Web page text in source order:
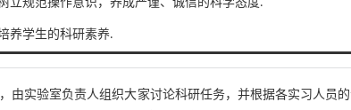
立规范操作意识，养成严谨、诚信的科学态度.
养学生的科研素养.
由实验室负责人组织大家讨论科研任务，并根据各实习人员